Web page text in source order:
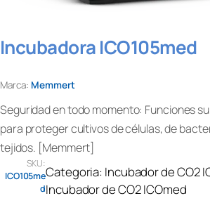
Incubadora ICO105med
Marca: Memmert
Seguridad en todo momento: Funciones
para proteger cultivos de células, de
tejidos. [Memmert]
SKU:
ICO105me
d
Categoria: Incubador de CO2
Incubador de CO2 ICOmed